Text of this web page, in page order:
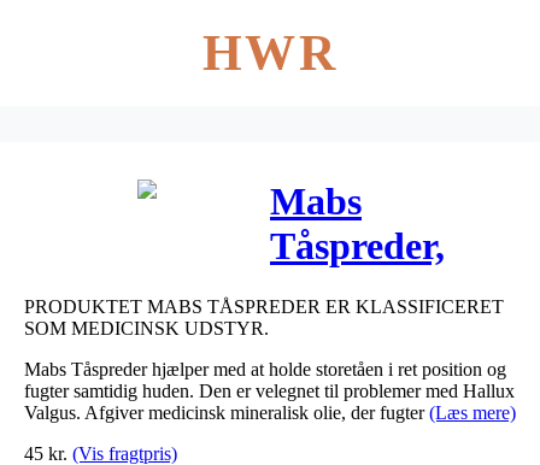
HWR
Mabs
Tåspreder,
one-size 2 stk
PRODUKTET MABS TÅSPREDER ER KLASSIFICERET
SOM MEDICINSK UDSTYR.
Mabs Tåspreder hjælper med at holde storetåen i ret position og
fugter samtidig huden. Den er velegnet til problemer med Hallux
Valgus. Afgiver medicinsk mineralisk olie, der fugter(Læs mere)
45 kr. (Vis fragtpris)